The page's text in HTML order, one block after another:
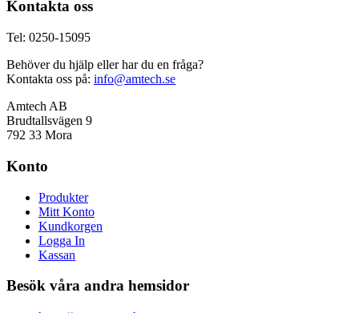
Kontakta oss
Tel: 0250-15095
Behöver du hjälp eller har du en fråga?
Kontakta oss på: info@amtech.se
Amtech AB
Brudtallsvägen 9
792 33 Mora
Konto
Produkter
Mitt Konto
Kundkorgen
Logga In
Kassan
Besök våra andra hemsidor